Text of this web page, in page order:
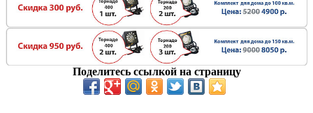
Поделитесь ссылкой на страницу